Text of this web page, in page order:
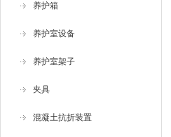
养护箱
养护室设备
养护室架子
夹具
混凝土抗折装置